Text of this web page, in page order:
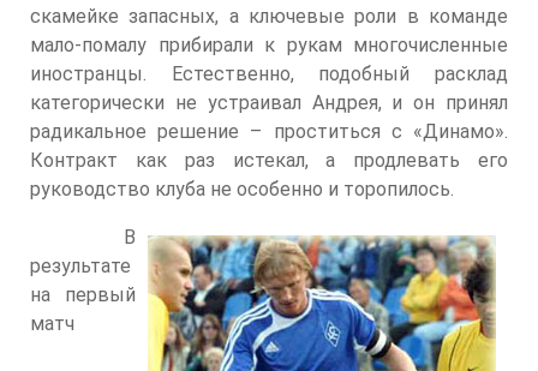
скамейке запасных, а ключевые роли в команде
мало-помалу прибирали к рукам многочисленные
иностранцы. Естественно, подобный расклад
категорически не устраивал Андрея, и он принял
радикальное решение – проститься с «Динамо».
Контракт как раз истекал, а продлевать его
руководство клуба не особенно и торопилось.
В
результате
на первый
матч